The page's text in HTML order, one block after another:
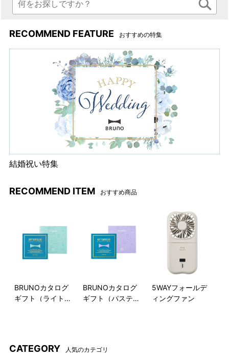
手の小さな方、女性の方の手
ザイン。毎日手軽に使いやす
い軽さもポイントです。
本体運転スイッチは低速/高
だけ作動するので使い方も簡
単で◎
本体表面のゴールドのロゴが
ワンポイント。
パッケージ
使い方いろいろ
生クリームなどの泡立ても ホイッパーの使用で時短！
にんじんも 簡単にペースト状に！
かぼちゃとクリームチーズのディップ
RECOMMEND FEATURE おすすめの特集
結婚祝い特集
RECOMMEND ITEM おすすめ商品
BRUNOカタログ
ギフト（ライトブ
BRUNOカタログ
ギフト（パステル
5WAYフォールデ
ィングファン
CATEGORY 人気のカテゴリ